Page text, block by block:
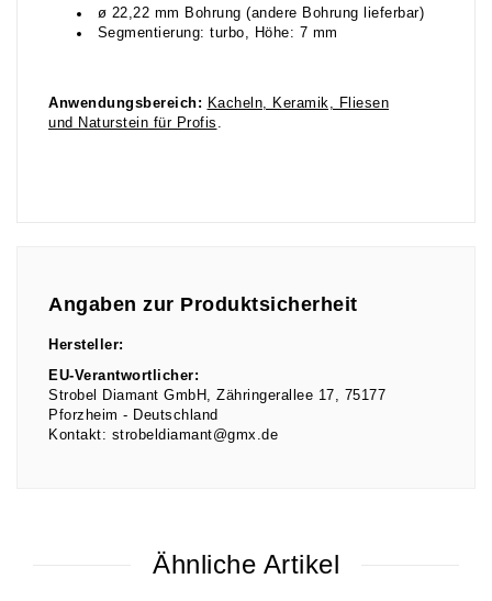
ø 22,22 mm Bohrung (andere Bohrung lieferbar)
Segmentierung: turbo, Höhe: 7 mm
Anwendungsbereich: Kacheln, Keramik, Fliesen
und Naturstein für Profis .
Angaben zur Produktsicherheit
Hersteller:
EU-Verantwortlicher:
Strobel Diamant GmbH
Zähringerallee 17
75177
Pforzheim
Deutschland
Kontakt: strobeldiamant@gmx.de
Ähnliche Artikel